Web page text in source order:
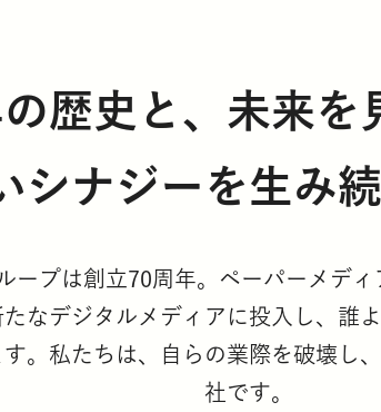
歴史と、未来を
シナジーを生み
ープは創立70周年。ペーパーメデ
なデジタルメディアに投入し、誰
。私たちは、自らの業際を破壊し
社です。